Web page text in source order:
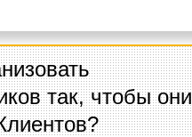
так, чтобы они